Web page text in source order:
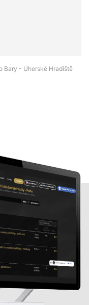
Bary - Uherské Hradiště